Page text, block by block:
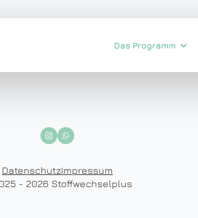
Das Programm
DatenschutzImpressum
- 2026 Stoffwechselplus